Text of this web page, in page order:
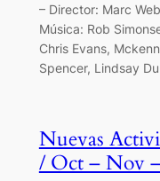
– Director: Marc
Música: Rob
Chris Evans,
Spencer, Lindsay
Nuevas
/ Oct – Nov